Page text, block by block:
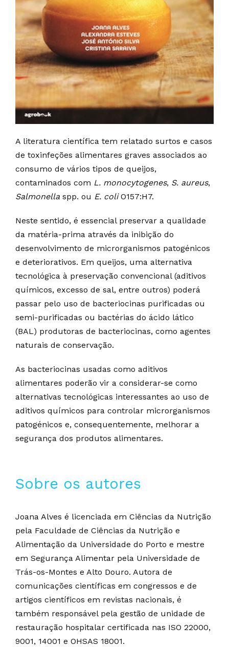
A literatura científica tem relatado surtos e casos
de toxinfeções alimentares graves associados ao
consumo de vários tipos de queijos,
contaminados com L. monocytogenes, S. aureus,
Salmonella spp. ou E. coliO157:H7.
Neste sentido, é essencial preservar a qualidade
da matéria-prima através da inibição do
desenvolvimento de microrganismos patogénicos
e deteriorativos. Em queijos, uma alternativa
tecnológica à preservação convencional (aditivos
químicos, excesso de sal, entre outros) poderá
passar pelo uso de bacteriocinas purificadas ou
semi-purificadas ou bactérias do ácido lático
(BAL) produtoras de bacteriocinas, como agentes
naturais de conservação.
As bacteriocinas usadas como aditivos
alimentares poderão vir a considerar-se como
alternativas tecnológicas interessantes ao uso de
aditivos químicos para controlar microrganismos
patogénicos e, consequentemente, melhorar a
segurança dos produtos alimentares.
Sobre os autores
Joana Alves é licenciada em Ciências da Nutrição
pela Faculdade de Ciências da Nutrição e
Alimentação da Universidade do Porto e mestre
em Segurança Alimentar pela Universidade de
Trás-os-Montes e Alto Douro. Autora de
comunicações científicas em congressos e de
artigos científicos em revistas nacionais, é
também responsável pela gestão de unidade de
restauração hospitalar certificada nas ISO 22000,
9001, 14001 e OHSAS 18001.